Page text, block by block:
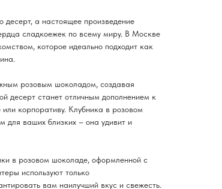
а настоящее произведение
сладкоежек по всему миру. В Москве
которое идеально подходит как
розовым шоколадом, создавая
десерт станет отличным дополнением к
корпоративу. Клубника в розовом
для ваших близких – она удивит и
в розовом шоколаде, оформленной с
используют только
вам наилучший вкус и свежесть.